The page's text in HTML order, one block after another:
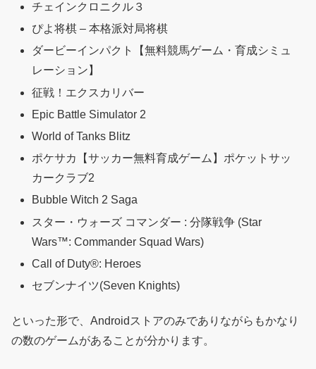
チェインクロニクル３
ぴよ将棋 – 本格派対局将棋
ダービーインパクト【無料競馬ゲーム・育成シミュ
レーション】
征戦！エクスカリバー
Epic Battle Simulator 2
World of Tanks Blitz
ポケサカ【サッカー無料育成ゲーム】ポケットサッ
カークラブ2
Bubble Witch 2 Saga
スター・ウォーズ コマンダー : 分隊戦争 (Star
Wars™: Commander Squad Wars)
Call of Duty®: Heroes
セブンナイツ(Seven Knights)
といった形で、Androidストアのみでありながらもかなり
の数のゲームがあることが分かります。